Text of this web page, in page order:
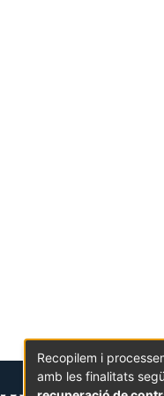
Recopilem i
amb les finalitats